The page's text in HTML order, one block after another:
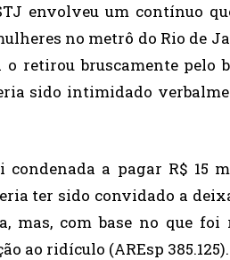
envolveu um contínuo
no metrô do Rio de
retirou bruscamente pelo
sido intimidado
a pagar R$ 15
ter sido convidado a
mas, com base no que foi
ao ridículo (AREsp 385.125).